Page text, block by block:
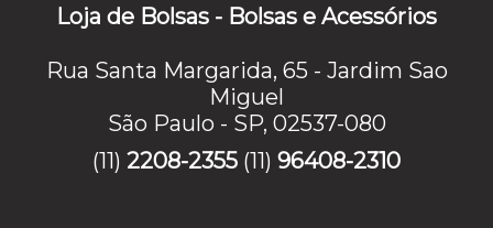
Loja de Bolsas - Bolsas e Acessórios
Rua Santa Margarida, 65 - Jardim Sao
Miguel
São Paulo - SP, 02537-080
(11) 2208-2355 (11) 96408-2310